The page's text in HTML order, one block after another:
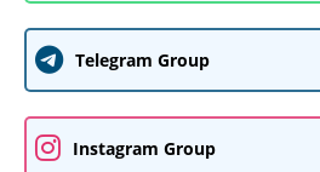
Telegram Group
Instagram Group